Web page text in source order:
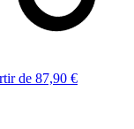
de 87,90 €